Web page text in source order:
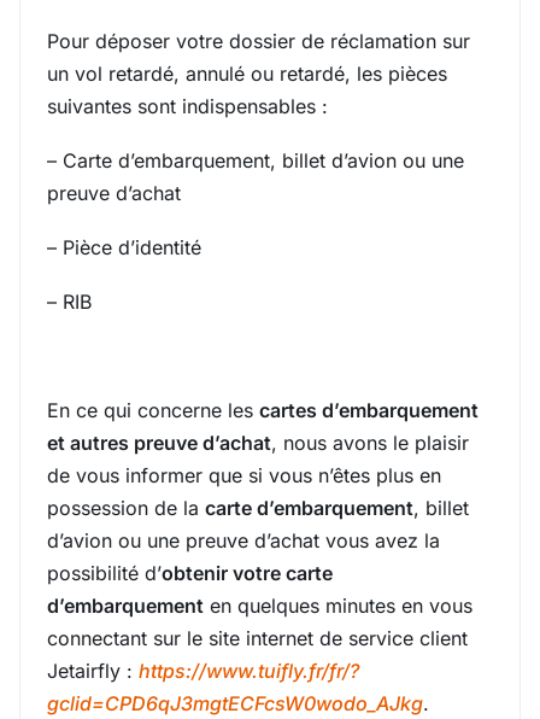
Pour déposer votre dossier de réclamation sur
un vol retardé, annulé ou retardé, les pièces
suivantes sont indispensables :
– Carte d’embarquement, billet d’avion ou une
preuve d’achat
– Pièce d’identité
– RIB
En ce qui concerne les cartes d’embarquement
et autres preuve d’achat, nous avons le plaisir
de vous informer que si vous n’êtes plus en
possession de la carte d’embarquement, billet
d’avion ou une preuve d’achat vous avez la
possibilité d’obtenir votre carte
d’embarquement en quelques minutes en vous
connectant sur le site internet de service client
Jetairfly : https://www.tuifly.fr/fr/?
gclid=CPD6qJ3mgtECFcsW0wodo_AJkg.